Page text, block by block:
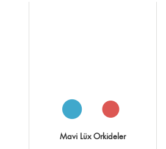
Mavi Lüx Orkideler